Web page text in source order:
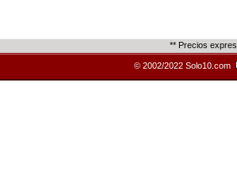
** Precios
© 2002/2022 Solo10.com